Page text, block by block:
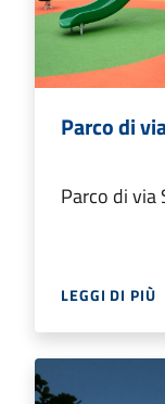
Parco di
Parco di via
LEGGI DI PIÙ